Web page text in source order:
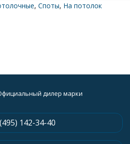
, Споты, На потолок
дилер марки
142-34-40